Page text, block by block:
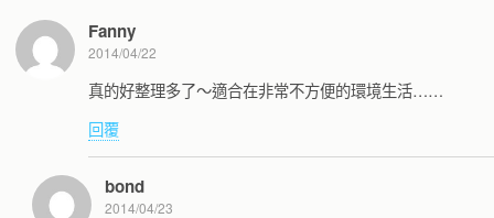
Fanny
2014/04/22
真的好整理多了～適合在非常不方便的環境生活……
回覆
bond
2014/04/23